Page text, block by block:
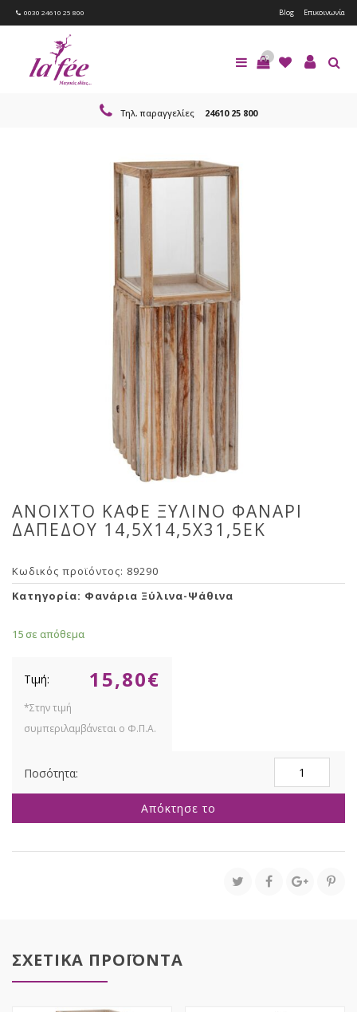
0030 24610 25 800 Blog Επικοινωνία
0
Τηλ. παραγγελίες 24610 25 800
ΑΝΟΙΧΤΟ ΚΑΦΕ ΞΥΛΙΝΟ ΦΑΝΑΡΙ
ΔΑΠΕΔΟΥ 14,5Χ14,5Χ31,5ΕΚ
Κωδικός προϊόντος: 89290
Κατηγορία: Φανάρια Ξύλινα-Ψάθινα
15 σε απόθεμα
15,80€
ΚΑΦΕ
ΞΥΛΙΝΟ
ΔΑΠΕΔΟΥ
Απόκτησε το
ΣΧΕΤΙΚΑ ΠΡΟΪΟΝΤΑ